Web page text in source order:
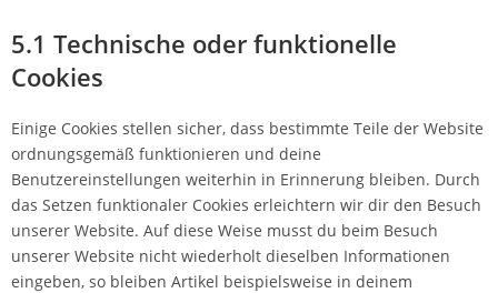
5.1 Technische oder funktionelle
Cookies
Einige Cookies stellen sicher, dass bestimmte Teile der Website
ordnungsgemäß funktionieren und deine
Benutzereinstellungen weiterhin in Erinnerung bleiben. Durch
das Setzen funktionaler Cookies erleichtern wir dir den Besuch
unserer Website. Auf diese Weise musst du beim Besuch
unserer Website nicht wiederholt dieselben Informationen
eingeben, so bleiben Artikel beispielsweise in deinem